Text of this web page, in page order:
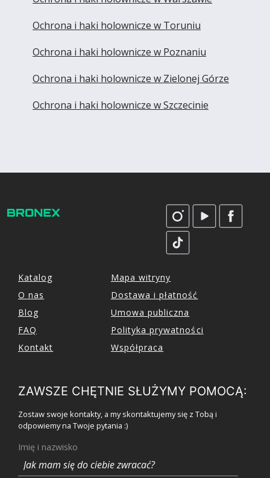
Ochrona i haki holownicze w Toruniu
Ochrona i haki holownicze w Poznaniu
Ochrona i haki holownicze w Zielonej Górze
Ochrona i haki holownicze w Szczecinie
Katalog
O nas
Blog
FAQ
Kontakt
Mapa witryny
Dostawa i płatność
Umowa publiczna
Polityka prywatności
Współpraca
ZAWSZE CHĘTNIE SŁUŻYMY POMOCĄ:
Zostaw swoje kontakty, a my skontaktujemy się z Tobą i
odpowiemy na Twoje pytania :)
Imię i nazwisko